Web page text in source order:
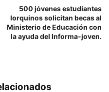
500 jóvenes estudiantes
lorquinos solicitan becas al
Ministerio de Educación con
la ayuda del Informa-joven.